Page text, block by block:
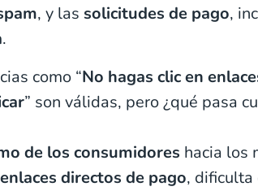
, y las solicitudes de pago,
.
como “No hagas clic en
” son válidas, pero ¿qué pasa
de los consumidores hacia los
enlaces directos de pago, dificulta